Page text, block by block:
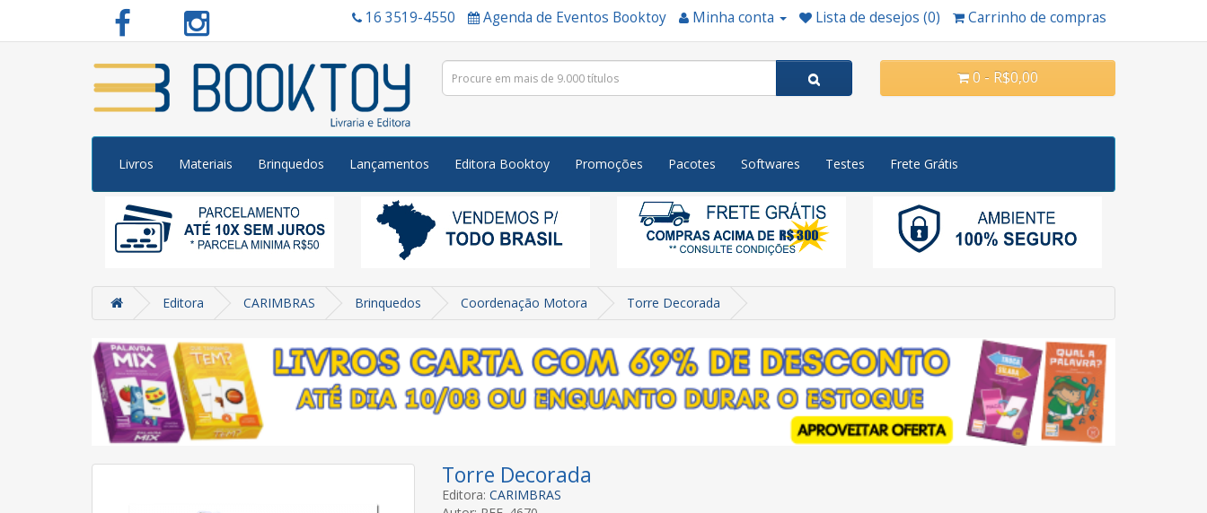
16 3519-4550 Agenda de Eventos Booktoy Minha conta Lista de desejos (0) Carrinho de compras
0 - R$0,00
Livros Materiais Brinquedos Lançamentos Editora Booktoy Promoções Pacotes Softwares Testes Frete Grátis
Editora CARIMBRAS Brinquedos Coordenação Motora Torre Decorada
Torre Decorada
Editora: CARIMBRAS